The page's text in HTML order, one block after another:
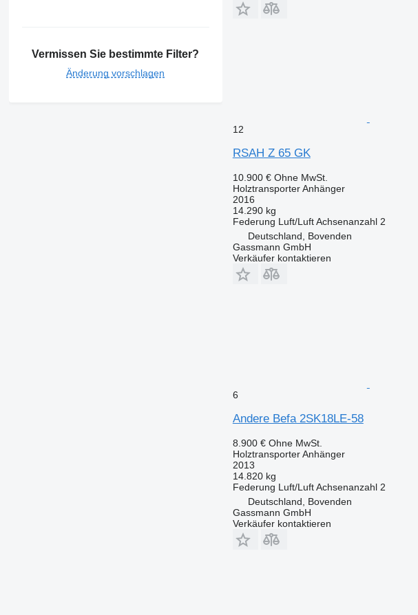
Vermissen Sie bestimmte Filter?
Änderung vorschlagen
12
RSAH Z 65 GK
10.900 € Ohne MwSt.
Holztransporter Anhänger
2016
14.290 kg
Federung Luft/Luft Achsenanzahl 2
Deutschland, Bovenden
Gassmann GmbH
Verkäufer kontaktieren
6
Andere Befa 2SK18LE-58
8.900 € Ohne MwSt.
Holztransporter Anhänger
2013
14.820 kg
Federung Luft/Luft Achsenanzahl 2
Deutschland, Bovenden
Gassmann GmbH
Verkäufer kontaktieren